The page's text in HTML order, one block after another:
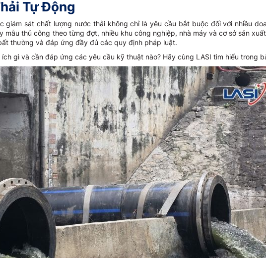
Tự Động
sát chất lượng nước thải không chỉ là yêu cầu bắt buộc đối với nhiều
thủ công theo từng đợt, nhiều khu công nghiệp, nhà máy và cơ sở sản
thường và đáp ứng đầy đủ các quy định pháp luật.
gì và cần đáp ứng các yêu cầu kỹ thuật nào? Hãy cùng LASI tìm hiểu trong